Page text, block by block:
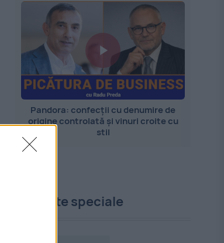
Pandora: confecții cu denumire de
origine controlată și vinuri croite cu
stil
Proiecte speciale